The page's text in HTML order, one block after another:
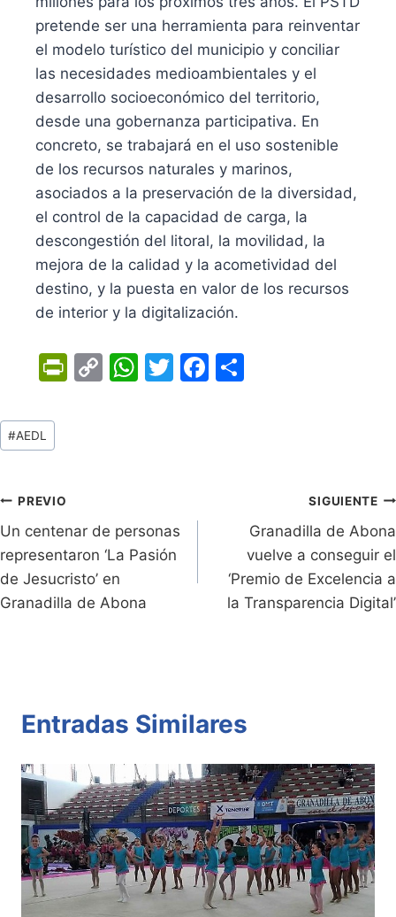
pretende ser una herramienta para reinventar
el modelo turístico del municipio y conciliar
las necesidades medioambientales y el
desarrollo socioeconómico del territorio,
desde una gobernanza participativa. En
concreto, se trabajará en el uso sostenible
de los recursos naturales y marinos,
asociados a la preservación de la diversidad,
el control de la capacidad de carga, la
descongestión del litoral, la movilidad, la
mejora de la calidad y la acometividad del
destino, y la puesta en valor de los recursos
de interior y la digitalización.
Pr
dl
y
C
k
W
p
T
F
Tags
de
#AEDL
Navegación
de
entradas
PREVIO
Un centenar de personas
representaron ‘La Pasión
de Jesucristo’ en
Granadilla de Abona
SIGUIENTE
Granadilla de Abona
vuelve a conseguir el
‘Premio de Excelencia a
la Transparencia Digital’
Entradas Similares